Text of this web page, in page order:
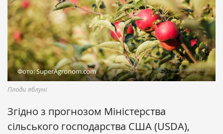
Фото: SuperAgronom.com
Плоди яблуні
Згідно з прогнозом Міністерства
сільського господарства США (USDA),